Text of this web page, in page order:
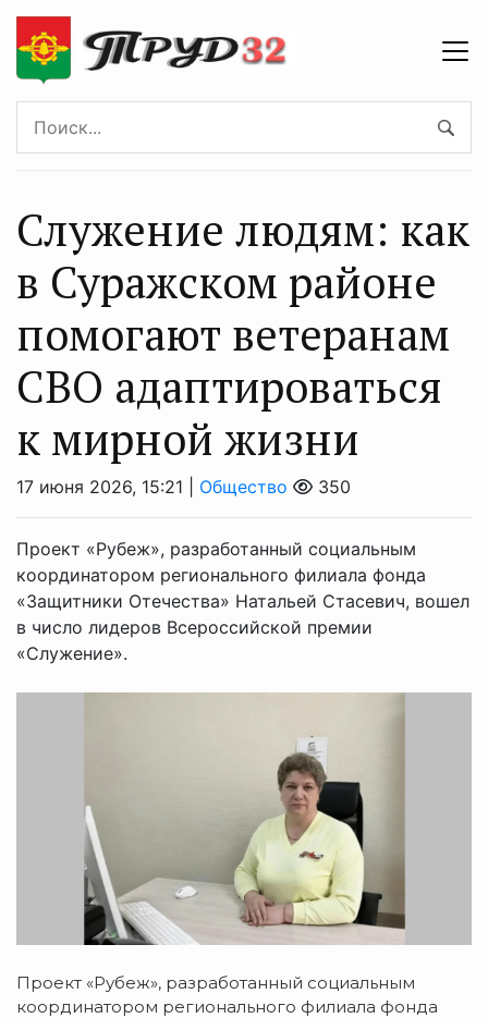
Служение людям: как
в Суражском районе
помогают ветеранам
СВО адаптироваться
к мирной жизни
17 июня 2026, 15:21 | Общество 350
Проект «Рубеж», разработанный социальным
координатором регионального филиала фонда
«Защитники Отечества» Натальей Стасевич, вошел
в число лидеров Всероссийской премии
«Служение».
Проект «Рубеж», разработанный социальным
координатором регионального филиала фонда